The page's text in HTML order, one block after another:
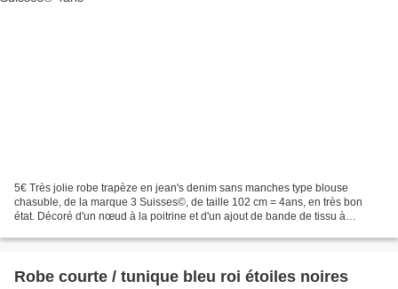
5€ Très jolie robe trapèze en jean's denim sans manches type blouse
chasuble, de la marque 3 Suisses©, de taille 102 cm = 4ans, en très bon
état. Décoré d'un nœud à la poitrine et d'un ajout de bande de tissu à
Robe courte / tunique bleu roi étoiles noires